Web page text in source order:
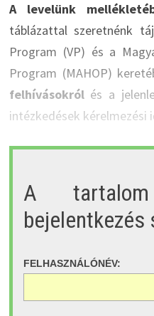
A levelünk
táblázattal szeretnénk
Program (VP) és a
Program (MAHOP)
felhívásokrólés a
intézkedések kérelmezési
A tartalom
bejelentkezés
FELHASZNÁLÓNÉV: